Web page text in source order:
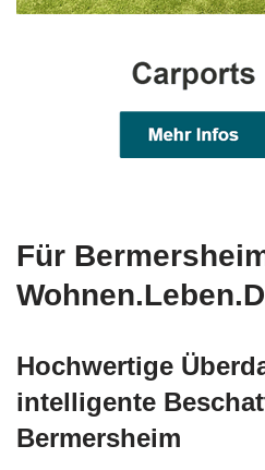
Für
Hochwertige
intelligente
Bermersheim